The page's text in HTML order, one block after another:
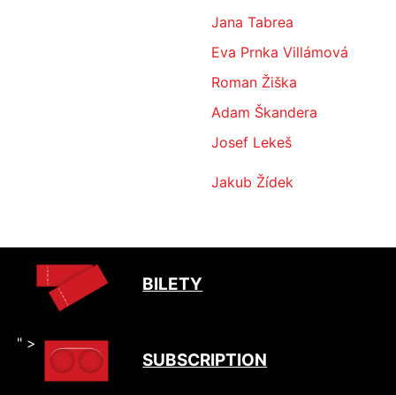
Jana Tabrea
Eva Prnka Villámová
Roman Žiška
Adam Škandera
Josef Lekeš
Jakub Žídek
BILETY
" >
SUBSCRIPTION